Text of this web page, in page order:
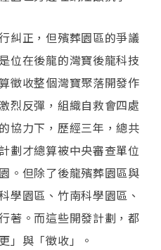
糾正，但殯葬園區的爭議
位在後龍的灣寶後龍科技
徵收整個灣寶聚落開發作
烈反彈，組織自救會四處
協力下，歷經三年，總共
劃才總算被中央審查單位
。但除了後龍殯葬園區與
學園區、竹南科學園區、
著。而這些開發計劃，都
」與「徵收」。